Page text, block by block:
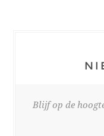
Blijf op de